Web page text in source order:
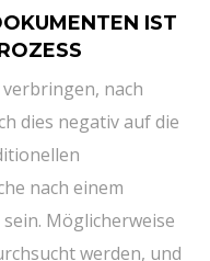
IST
nach
dies negativ auf die
nach einem
Möglicherweise
werden, und